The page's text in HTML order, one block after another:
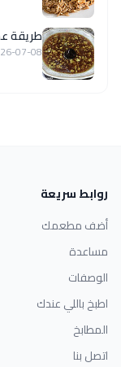
طريقة
07-08
روابط سريعة
أضف مطعمك
مساعدة
الوصفات
اطبخ باللي عندك
المطابخ
اتصل بنا